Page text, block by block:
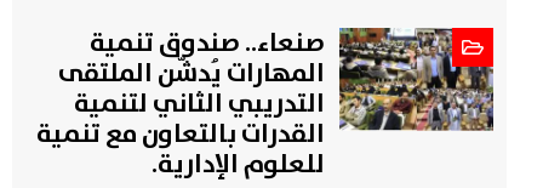
صنعاء.. صندوق تنمية
المهارات يُدشّن الملتقى
التدريبي الثاني لتنمية
القدرات بالتعاون مع تنمية
للعلوم الإدارية.